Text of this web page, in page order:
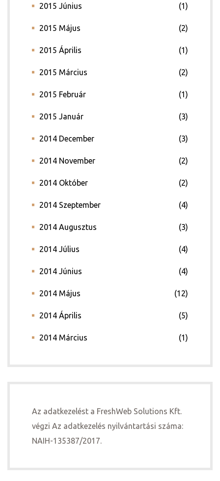
2015 Június (1)
2015 Május (2)
2015 Április (1)
2015 Március (2)
2015 Február (1)
2015 Január (3)
2014 December (3)
2014 November (2)
2014 Október (2)
2014 Szeptember (4)
2014 Augusztus (3)
2014 Július (4)
2014 Június (4)
2014 Május (12)
2014 Április (5)
2014 Március (1)
Az adatkezelést a FreshWeb Solutions Kft.
végzi Az adatkezelés nyilvántartási száma:
NAIH-135387/2017.